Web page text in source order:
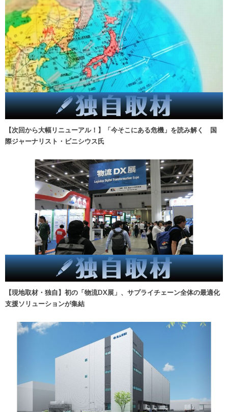
【次回から大幅リニューアル！】「今そこにある危機」を読み解く 国
際ジャーナリスト・ビニシウス氏
【現地取材・独自】初の「物流DX展」、サプライチェーン全体の最適化
支援ソリューションが集結